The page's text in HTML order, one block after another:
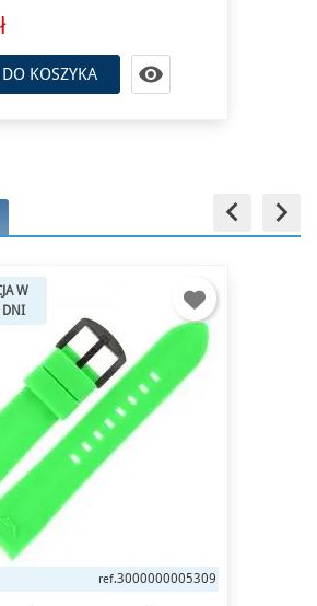
KOSZYKA 
keyboard_arrow_left
W
DNI
ref.3000000005309
keyboard_arrow_right